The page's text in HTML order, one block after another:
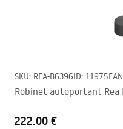
SKU: REA-B6396ID: 11975EAN
Robinet autoportant Rea
222.00 €